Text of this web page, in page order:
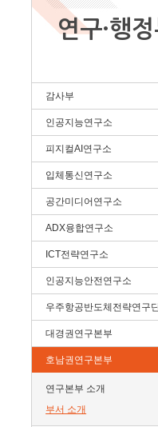
연구·행정
감사부
인공지능연구소
피지컬AI연구소
입체통신연구소
공간미디어연구소
ADX융합연구소
ICT전략연구소
인공지능안전연구소
우주항공반도체전략연구
대경권연구본부
호남권연구본부
연구본부 소개
부서 소개